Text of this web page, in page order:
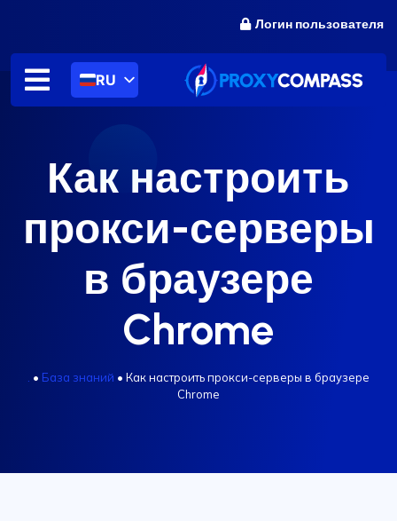
содержанию
Логин пользователя
RU
Как настроить
прокси-серверы
в браузере
Chrome
• База знаний • Как настроить прокси-серверы в браузере
Chrome